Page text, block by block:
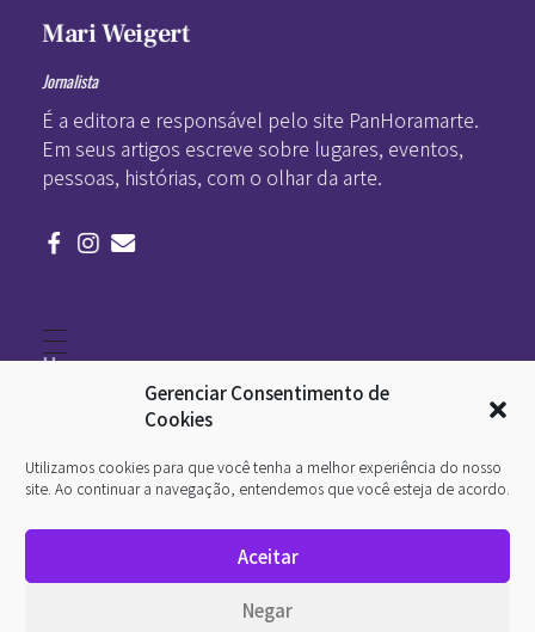
Gerenciar Consentimento de
Cookies
Utilizamos cookies para que você tenha a melhor experiência do nosso
site. Ao continuar a navegação, entendemos que você esteja de acordo.
Aceitar
Negar
Mari Weigert
Jornalista
É a editora e responsável pelo site PanHoramarte.
Em seus artigos escreve sobre lugares, eventos,
pessoas, histórias, com o olhar da arte.
Home
Arte
O que é arte
InternetArt
Quem somos
viajamos nessa poética. Todos os direitos reservados